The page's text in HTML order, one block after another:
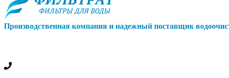
Производственная компания и надежный поставщик